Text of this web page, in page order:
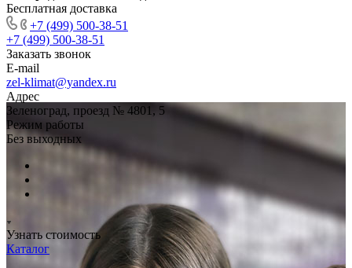
Бесплатная доставка
+7 (499) 500-38-51
+7 (499) 500-38-51
Заказать звонок
E-mail
zel-klimat@yandex.ru
Адрес
Зеленоград, проезд № 4801, 5
Режим работы
Без выходных
Узнать стоимость
Каталог